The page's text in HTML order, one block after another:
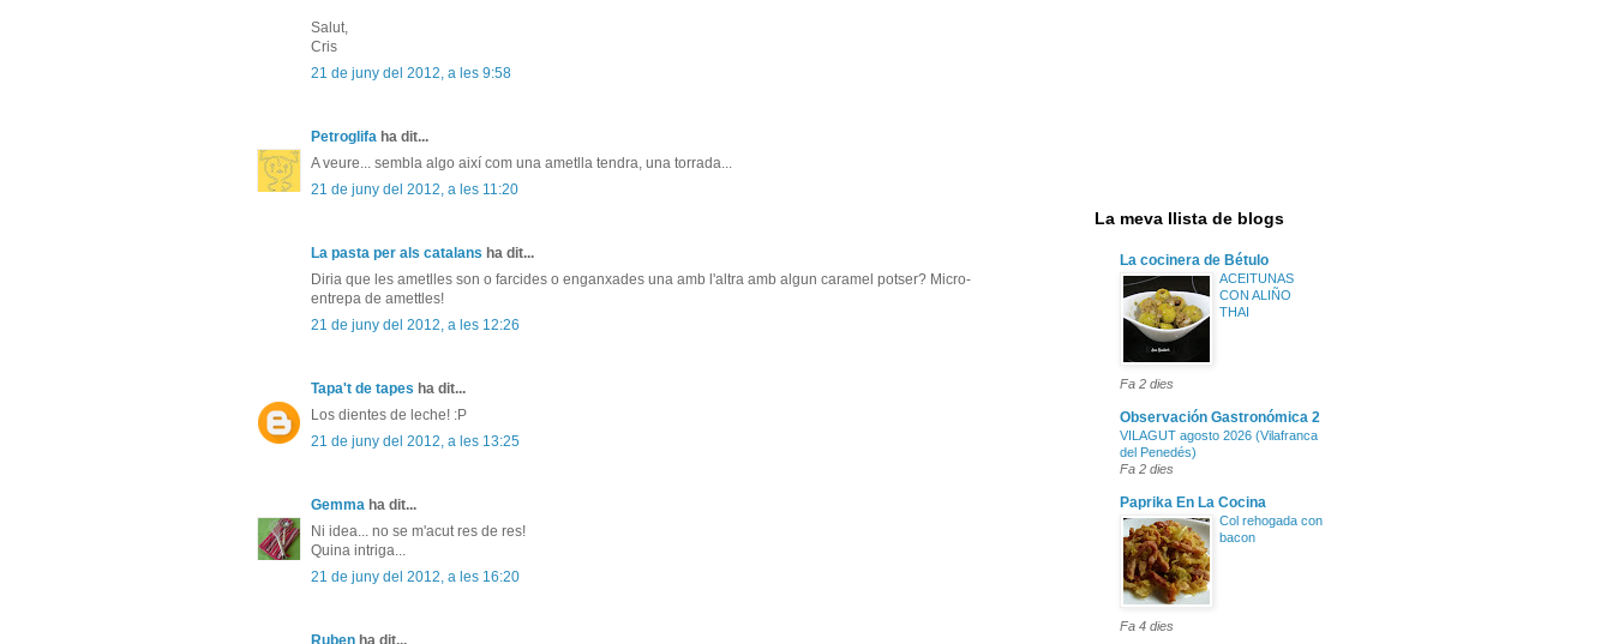
Salut,
Cris
21 de juny del 2012, a les 9:58
Petroglifa ha dit...
A veure... sembla algo així com una ametlla tendra, una torrada...
21 de juny del 2012, a les 11:20
La pasta per als catalans ha dit...
Diria que les ametlles son o farcides o enganxades una amb l'altra amb algun caramel potser? Micro-
entrepa de amettles!
21 de juny del 2012, a les 12:26
Tapa't de tapes ha dit...
Los dientes de leche! :P
21 de juny del 2012, a les 13:25
Gemma ha dit...
Ni idea... no se m'acut res de res!
Quina intriga...
21 de juny del 2012, a les 16:20
Ruben ha dit...
La meva llista de blogs
La cocinera de Bétulo
ACEITUNAS
CON ALIÑO
THAI
Fa 2 dies
Observación Gastronómica 2
VILAGUT agosto 2026 (Vilafranca
del Penedés)
Fa 2 dies
Paprika En La Cocina
Col rehogada con
bacon
Fa 4 dies